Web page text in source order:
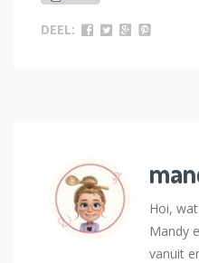
DEEL:
Hoi,
Mandy
vanuit